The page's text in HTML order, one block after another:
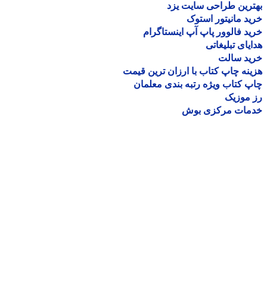
طراحی سایت یزد
مانیتور استوک
فالوور پاپ آپ اینستاگرام
تبلیغاتی
سالت
چاپ کتاب با ارزان ترین قیمت
کتاب ویژه رتبه بندی معلمان
موزیک
مرکزی بوش